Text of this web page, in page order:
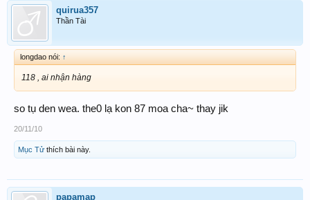
quirua357
Thần Tài
longdao nói: ↑
118 , ai nhận hàng
so tụ den wea. the0 lạ kon 87 moa cha~ thay jik
20/11/10
Mục Tử thích bài này.
papamap